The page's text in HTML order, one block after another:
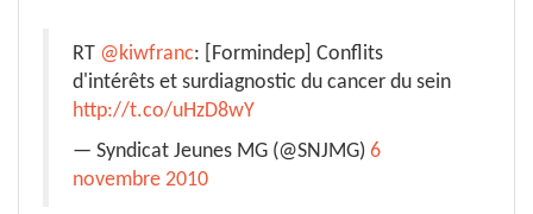
RT @kiwfranc: [Formindep] Conflits
d'intérêts et surdiagnostic du cancer du sein
http://t.co/uHzD8wY
— Syndicat Jeunes MG (@SNJMG) 6
novembre 2010